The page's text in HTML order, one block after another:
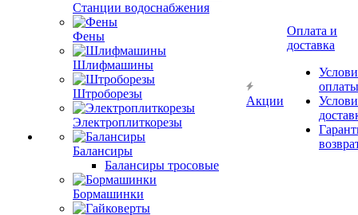
Станции водоснабжения
Фены
Шлифмашины
Штроборезы
Электроплиткорезы
Балансиры
Балансиры тросовые
Бормашинки
Акции
Оплата и
доставка
оплаты